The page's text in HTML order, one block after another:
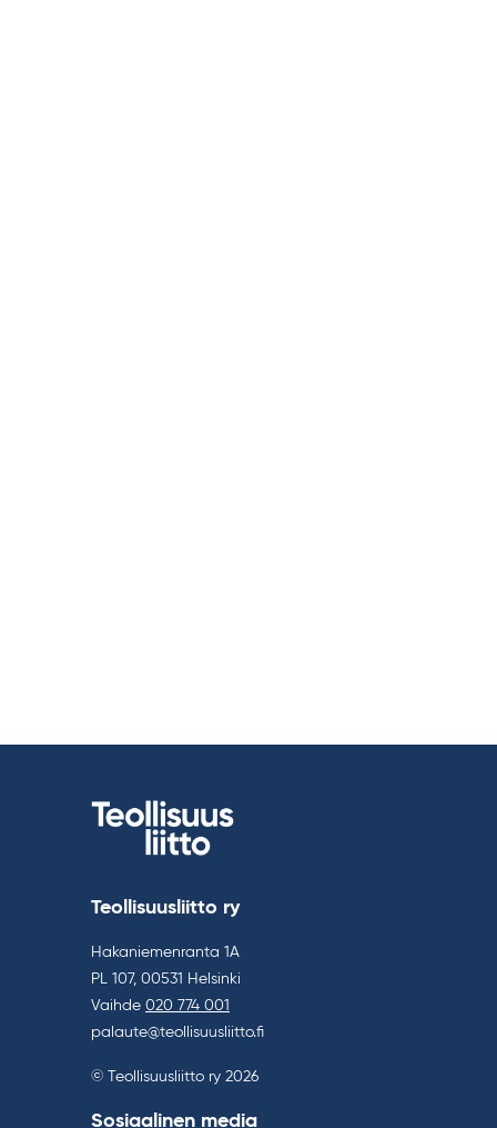
Teollisuusliitto ry
Hakaniemenranta 1A
PL 107, 00531 Helsinki
Vaihde 020 774 001
palaute@teollisuusliitto.fi
© Teollisuusliitto ry 2026
Sosiaalinen media